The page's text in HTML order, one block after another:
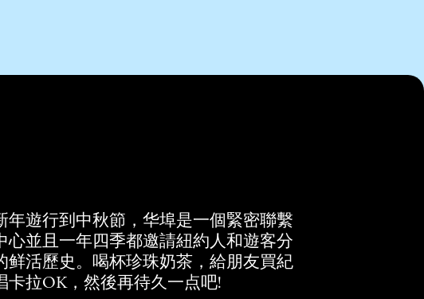
年遊行到中秋節，华埠是一個緊密聯繫
心並且一年四季都邀請紐約人和遊客分
鲜活歷史。喝杯珍珠奶茶，給朋友買紀
卡拉OK，然後再待久一点吧!